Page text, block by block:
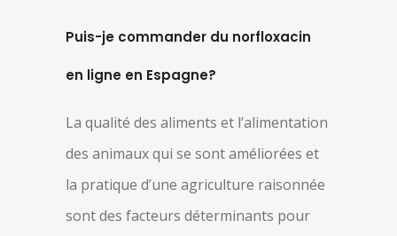
Puis-je commander du norfloxacin
en ligne en Espagne?
La qualité des aliments et l’alimentation
des animaux qui se sont améliorées et
la pratique d’une agriculture raisonnée
sont des facteurs déterminants pour